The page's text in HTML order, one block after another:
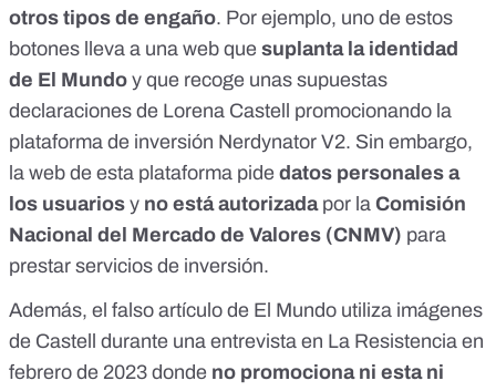
otros tipos de engaño. Por ejemplo, uno de estos
botones lleva a una web que suplanta la identidad
de El Mundo y que recoge unas supuestas
declaraciones de Lorena Castell promocionando la
plataforma de inversión Nerdynator V2. Sin embargo,
la web de esta plataforma pide datos personales a
los usuarios y no está autorizada por la Comisión
Nacional del Mercado de Valores (CNMV) para
prestar servicios de inversión.
Además, el falso artículo de El Mundo utiliza imágenes
de Castell durante una entrevista en La Resistencia en
febrero de 2023 donde no promociona ni esta ni